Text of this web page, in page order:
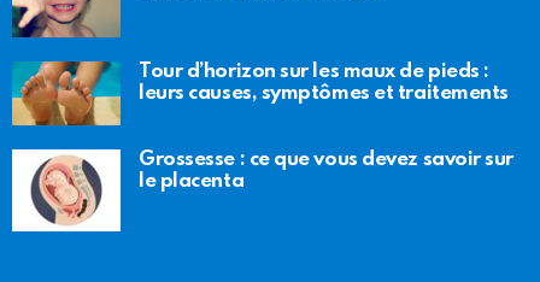
Tour d’horizon sur les maux de pieds :
leurs causes, symptômes et traitements
Grossesse : ce que vous devez savoir sur
le placenta